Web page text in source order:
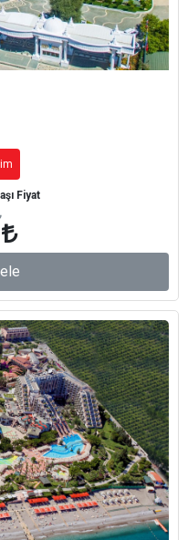
Fiyat